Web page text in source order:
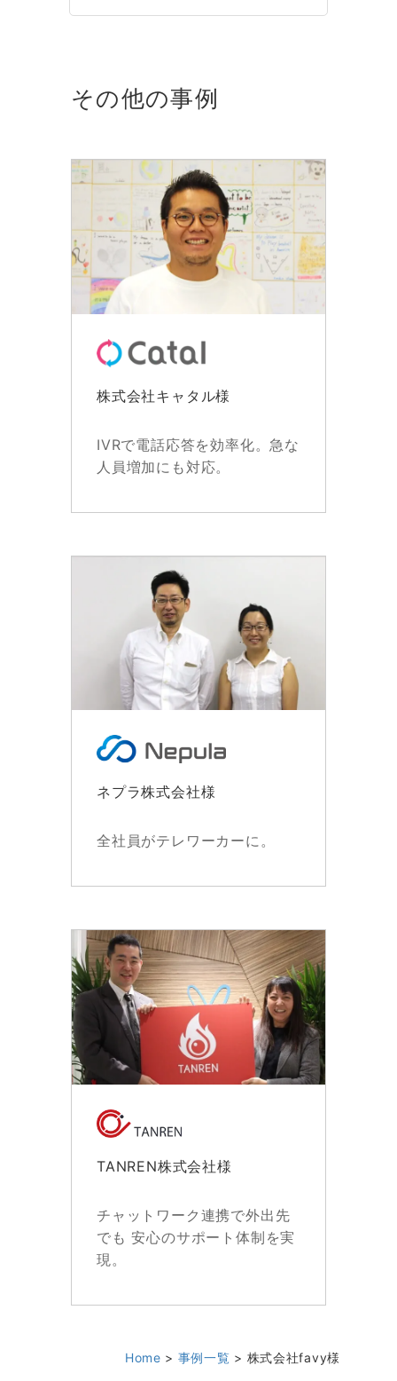
その他の事例
株式会社キャタル様
IVRで電話応答を効率化。急な
人員増加にも対応。
ネプラ株式会社様
全社員がテレワーカーに。
TANREN株式会社様
チャットワーク連携で外出先
でも 安心のサポート体制を実
現。
Home 事例一覧 株式会社favy様